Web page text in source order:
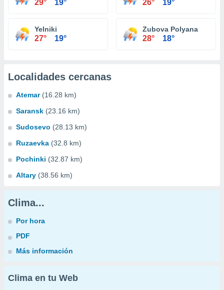
29° 19° 26° 19°
Yelniki
27° 19°
Zubova Polyana
28° 18°
Localidades cercanas
Atemar (16.28 km)
Saransk (23.16 km)
Sudosevo (28.13 km)
Ruzaevka (32.8 km)
Pochinki (32.87 km)
Altary (38.56 km)
Clima...
Por hora
PDF
Más información
Clima en tu Web